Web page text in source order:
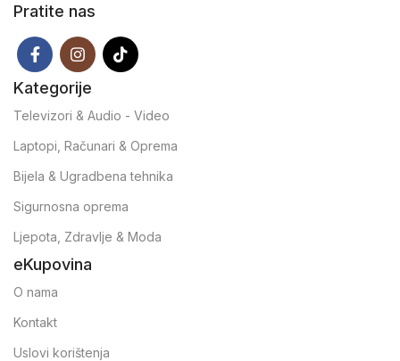
Pratite nas
Kategorije
Televizori & Audio - Video
Laptopi, Računari & Oprema
Bijela & Ugradbena tehnika
Sigurnosna oprema
Ljepota, Zdravlje & Moda
eKupovina
O nama
Kontakt
Uslovi korištenja